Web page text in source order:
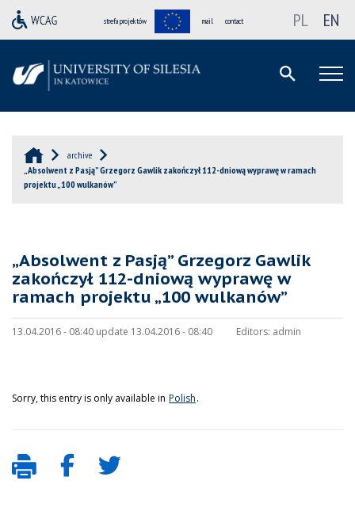
strefa projektów mail contact PL EN
archive
„Absolwent z Pasją” Grzegorz Gawlik zakończył 112-dniową wyprawę w ramach
projektu „100 wulkanów”
„Absolwent z Pasją” Grzegorz Gawlik
zakończył 112-dniową wyprawę w
ramach projektu „100 wulkanów”
13.04.2016 - 08:40 update 13.04.2016 - 08:40 Editors: admin
Sorry, this entry is only available in Polish.